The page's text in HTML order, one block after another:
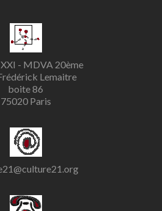
- MDVA 20ème
Lemaitre
boite 86
75020 Paris